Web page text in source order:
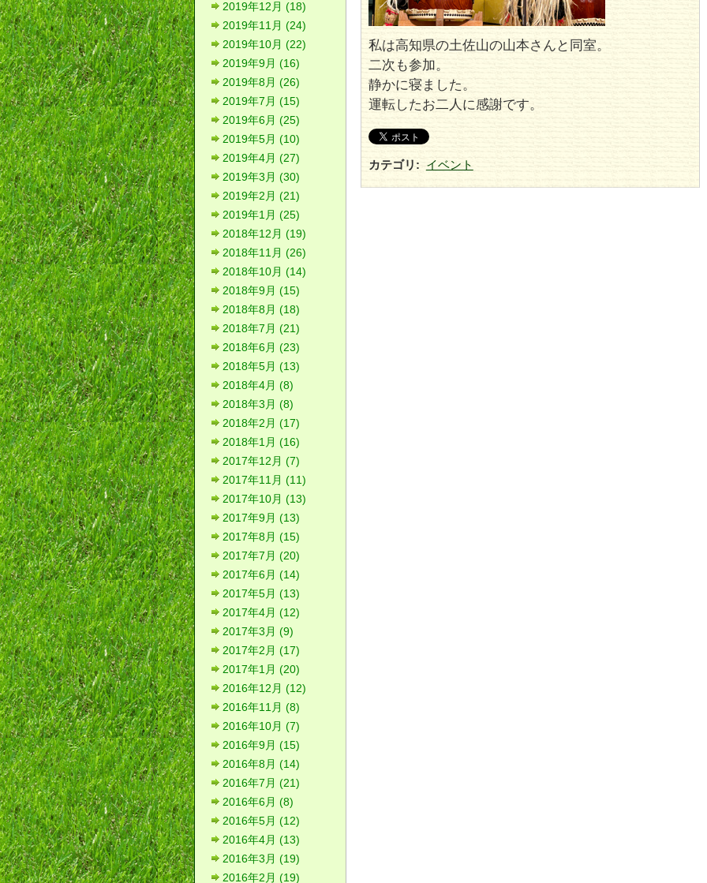
私は高知県の土佐山の山本さんと同室。
二次も参加。
静かに寝ました。
運転したお二人に感謝です。
カテゴリ : イベント
2019年12月 (18)
2019年11月 (24)
2019年10月 (22)
2019年9月 (16)
2019年8月 (26)
2019年7月 (15)
2019年6月 (25)
2019年5月 (10)
2019年4月 (27)
2019年3月 (30)
2019年2月 (21)
2019年1月 (25)
2018年12月 (19)
2018年11月 (26)
2018年10月 (14)
2018年9月 (15)
2018年8月 (18)
2018年7月 (21)
2018年6月 (23)
2018年5月 (13)
2018年4月 (8)
2018年3月 (8)
2018年2月 (17)
2018年1月 (16)
2017年12月 (7)
2017年11月 (11)
2017年10月 (13)
2017年9月 (13)
2017年8月 (15)
2017年7月 (20)
2017年6月 (14)
2017年5月 (13)
2017年4月 (12)
2017年3月 (9)
2017年2月 (17)
2017年1月 (20)
2016年12月 (12)
2016年11月 (8)
2016年10月 (7)
2016年9月 (15)
2016年8月 (14)
2016年7月 (21)
2016年6月 (8)
2016年5月 (12)
2016年4月 (13)
2016年3月 (19)
2016年2月 (19)